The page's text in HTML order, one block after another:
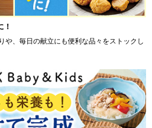
や、毎日の献立にも便利な品々をストックし